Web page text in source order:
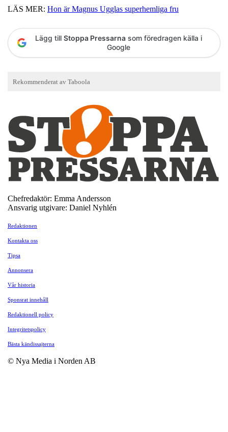
LÄS MER: Hon är Magnus Ugglas superhemliga fru
Lägg till Stoppa Pressarna som föredragen källa i
Google
Chefredaktör: Emma Andersson
Ansvarig utgivare: Daniel Nyhlén
Redaktionen
Kontakta oss
Tipsa
Annonsera
Vår historia
Sponsrat innehåll
Redaktionell policy
Integritetspolicy
Bästa kändissajterna
© Nya Media i Norden AB